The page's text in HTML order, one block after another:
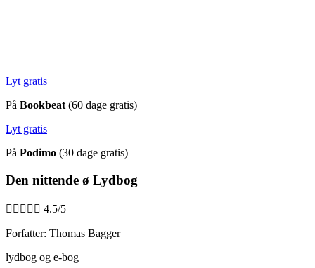
Lyt gratis
På Bookbeat (60 dage gratis)
Lyt gratis
På Podimo (30 dage gratis)
Den nittende ø Lydbog
     4.5/5
Forfatter: Thomas Bagger
lydbog og e-bog